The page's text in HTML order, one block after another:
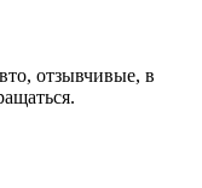
отзывчивые, в